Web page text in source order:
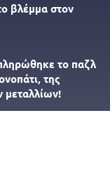
βλέμμα στον
το παζλ
της
μεταλλίων!